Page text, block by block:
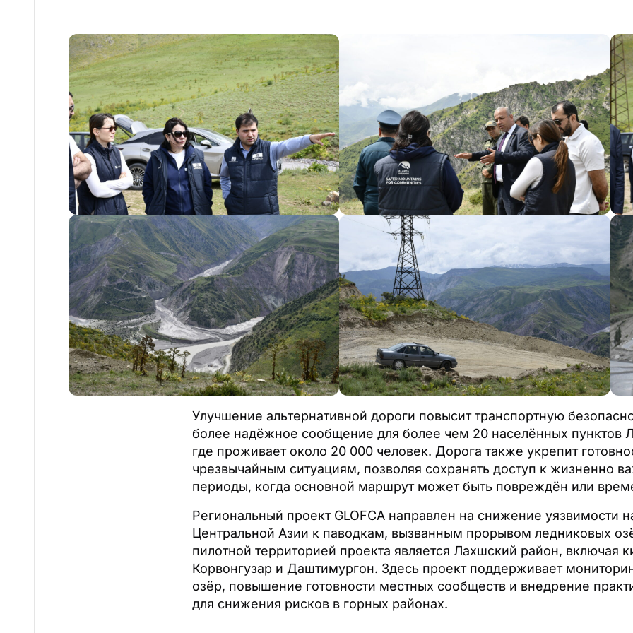
Улучшение альтернативной дороги повысит транспортную
более надёжное сообщение для более чем 20 населённых пунктов
где проживает около 20 000 человек. Дорога также укрепит
чрезвычайным ситуациям, позволяя сохранять доступ к жизненно
периоды, когда основной маршрут может быть повреждён или
Региональный проект GLOFCA направлен на снижение уязвимости
Центральной Азии к паводкам, вызванным прорывом ледниковых
пилотной территорией проекта является Лахшский район, включая
Корвонгузар и Даштимургон. Здесь проект поддерживает
озёр, повышение готовности местных сообществ и внедрение
для снижения рисков в горных районах.